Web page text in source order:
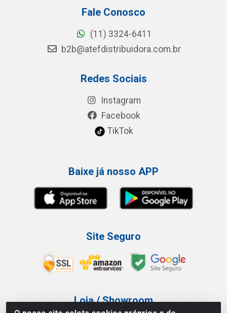
Fale Conosco
(11) 3324-6411
b2b@atefdistribuidora.com.br
Redes Sociais
Instagram
Facebook
TikTok
Baixe já nosso APP
Site Seguro
Loja / Showroom